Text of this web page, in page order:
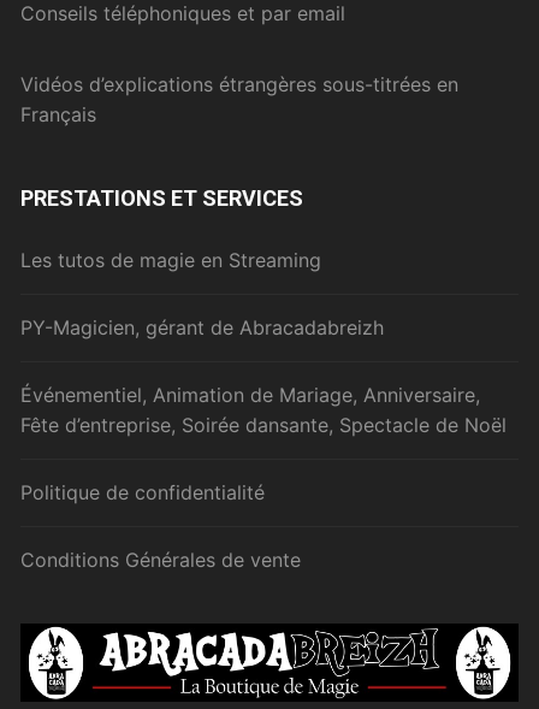
Conseils téléphoniques et par email
Vidéos d’explications étrangères sous-titrées en
Français
PRESTATIONS ET SERVICES
Les tutos de magie en Streaming
PY-Magicien, gérant de Abracadabreizh
Événementiel, Animation de Mariage, Anniversaire,
Fête d’entreprise, Soirée dansante, Spectacle de Noël
Politique de confidentialité
Conditions Générales de vente